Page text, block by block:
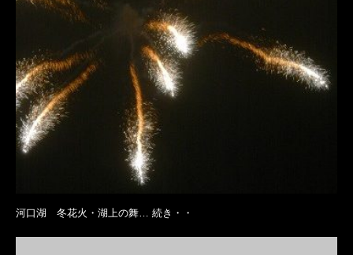
河口湖 冬花火・湖上の舞… 続き・・